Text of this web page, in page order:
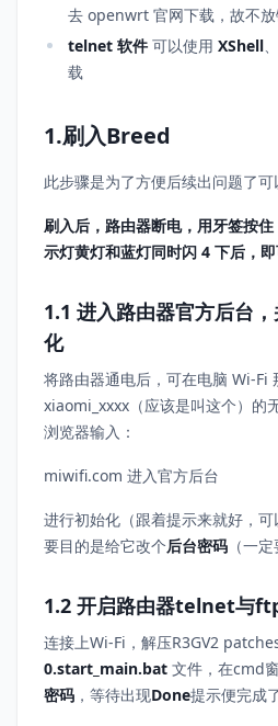
去 openwrt 官网下载，故不放
telnet 软件 可以使用 XShell、
载
1.刷入Breed
此步骤是为了方便后续出问题了
刷入后，路由器断电，用牙签按
示灯黄灯和蓝灯同时闪 4 下后，
1.1 进入路由器官方后台
化
将路由器通电后，可在电脑 Wi-Fi
xiaomi_xxxx（应该是叫这个）的
浏览器输入：
miwifi.com 进入官方后台
进行初始化（跟着提示来就好，
要目的是给它改个后台密码 （一
1.2 开启路由器telnet与
连接上Wi-Fi，解压R3GV2
0.start_main.bat 文件，在cmd
密码 ，等待出现Done提示便完成了